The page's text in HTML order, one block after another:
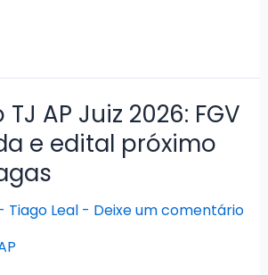
AP Juiz 2026: FGV
e edital próximo
Tiago Leal - Deixe um comentário